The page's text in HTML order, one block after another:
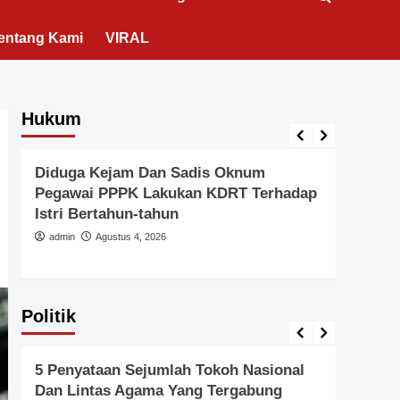
Kami VIRAL
Hukum
Berita Polisi
Diduga Kejam Dan Sadis Oknum
Pegawai PPPK Lakukan KDRT Terhadap
Istri Bertahun-tahun
admin Agustus 4, 2026
Politik
Politik
5 Penyataan Sejumlah Tokoh Nasional
Dan Lintas Agama Yang Tergabung